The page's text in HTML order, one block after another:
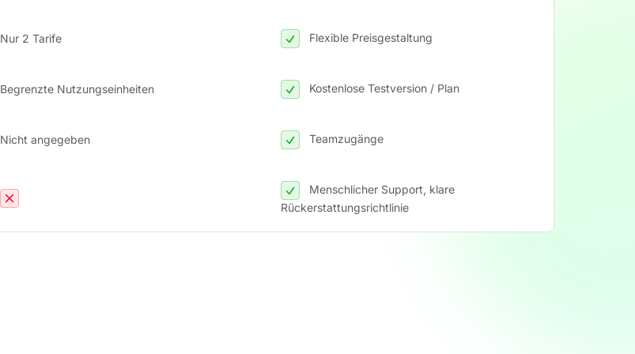
Nur 2 Tarife Flexible Preisgestaltung
Begrenzte Nutzungseinheiten Kostenlose Testversion / Plan
Nicht angegeben Teamzugänge
Menschlicher Support, klare
Rückerstattungsrichtlinie